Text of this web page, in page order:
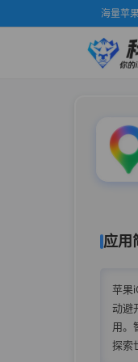
海量苹
应用
苹果
动避
用。
探索